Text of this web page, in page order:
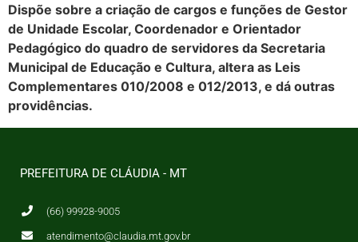
Dispõe sobre a criação de cargos e funções de Gestor
de Unidade Escolar, Coordenador e Orientador
Pedagógico do quadro de servidores da Secretaria
Municipal de Educação e Cultura, altera as Leis
Complementares 010/2008 e 012/2013, e dá outras
providências.
PREFEITURA DE CLÁUDIA - MT
(66) 99928-9005
atendimento@claudia.mt.gov.br